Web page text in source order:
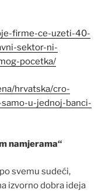
firme-ce-uzeti-40-
sektor-ni-
pocetka/
hrvatska/cro-
u-jednoj-banci-
namjerama“
svemu sudeći,
izvorno dobra ideja